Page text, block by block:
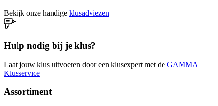
Bekijk onze handige klusadviezen
Hulp nodig bij je klus?
Laat jouw klus uitvoeren door een klusexpert met de GAMMA
Klusservice
Assortiment